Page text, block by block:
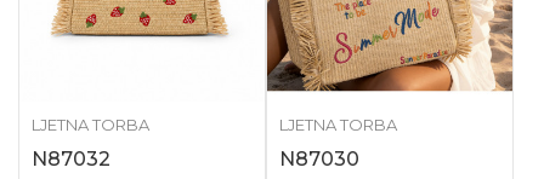
LJETNA TORBA
N87032
LJETNA TORBA
N87030